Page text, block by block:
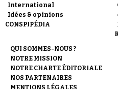
International
Idées & opinions
CONSPIPÉDIA
QUI SOMMES-NOUS ?
NOTRE MISSION
NOTRE CHARTE ÉDITORIALE
NOS PARTENAIRES
MENTIONS LÉGALES